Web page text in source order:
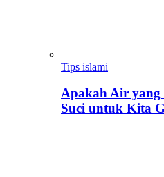
Tips islami
Apakah Air yang
Suci untuk Kita